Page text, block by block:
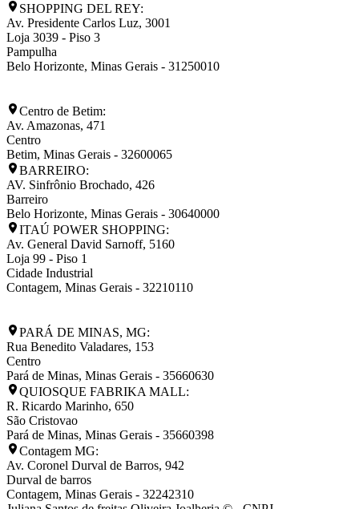
SHOPPING DEL REY:
Av. Presidente Carlos Luz, 3001
Loja 3039 - Piso 3
Pampulha
Belo Horizonte, Minas Gerais - 31250010
Centro de Betim:
Av. Amazonas, 471
Centro
Betim, Minas Gerais - 32600065
BARREIRO:
AV. Sinfrônio Brochado, 426
Barreiro
Belo Horizonte, Minas Gerais - 30640000
ITAÚ POWER SHOPPING:
Av. General David Sarnoff, 5160
Loja 99 - Piso 1
Cidade Industrial
Contagem, Minas Gerais - 32210110
PARÁ DE MINAS, MG:
Rua Benedito Valadares, 153
Centro
Pará de Minas, Minas Gerais - 35660630
QUIOSQUE FABRIKA MALL:
R. Ricardo Marinho, 650
São Cristovao
Pará de Minas, Minas Gerais - 35660398
Contagem MG:
Av. Coronel Durval de Barros, 942
Durval de barros
Contagem, Minas Gerais - 32242310